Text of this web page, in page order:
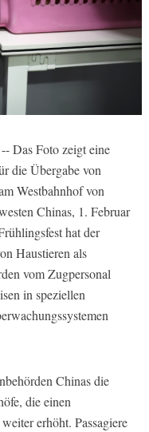
Das Foto zeigt eine
die Übergabe von
Westbahnhof von
Chinas, 1. Februar
hat der
Haustieren als
vom Zugpersonal
in speziellen
Chinas die
die einen
erhöht. Passagiere